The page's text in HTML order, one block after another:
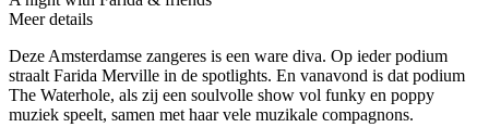
Meer details
Deze Amsterdamse zangeres is een ware diva. Op ieder podium
straalt Farida Merville in de spotlights. En vanavond is dat podium
The Waterhole, als zij een soulvolle show vol funky en poppy
muziek speelt, samen met haar vele muzikale compagnons.